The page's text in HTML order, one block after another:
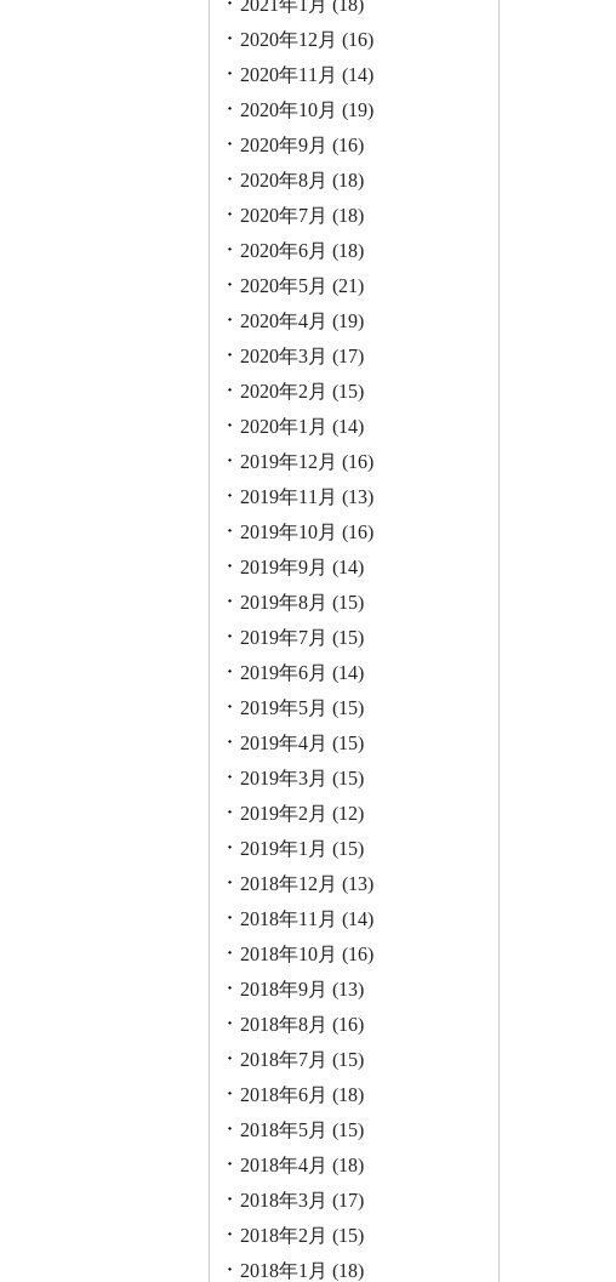
2021年1月 (18)
2020年12月 (16)
2020年11月 (14)
2020年10月 (19)
2020年9月 (16)
2020年8月 (18)
2020年7月 (18)
2020年6月 (18)
2020年5月 (21)
2020年4月 (19)
2020年3月 (17)
2020年2月 (15)
2020年1月 (14)
2019年12月 (16)
2019年11月 (13)
2019年10月 (16)
2019年9月 (14)
2019年8月 (15)
2019年7月 (15)
2019年6月 (14)
2019年5月 (15)
2019年4月 (15)
2019年3月 (15)
2019年2月 (12)
2019年1月 (15)
2018年12月 (13)
2018年11月 (14)
2018年10月 (16)
2018年9月 (13)
2018年8月 (16)
2018年7月 (15)
2018年6月 (18)
2018年5月 (15)
2018年4月 (18)
2018年3月 (17)
2018年2月 (15)
2018年1月 (18)